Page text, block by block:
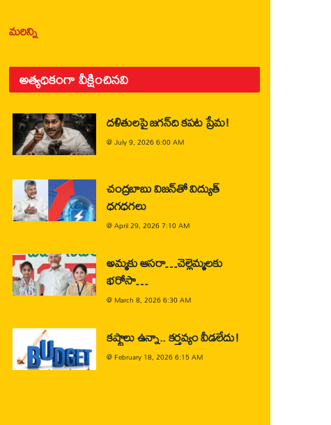
మరిన్ని
అత్యధికంగా వీక్షించినవి
దళితులపై జగన్‌ది కపట ప్రేమ!
@July 9, 2026 6:00 AM
చంద్రబాబు విజన్‌తో విద్యుత్
ధగధగలు
@April 29, 2026 7:10 AM
అమ్మకు ఆసరా…చెల్లెమ్మలకు
భరోసా…
@ March 8, 2026 6:30 AM
కష్టాలు ఉన్నా.. కర్తవ్యం వీడలేదు!
@February 18, 2026 6:15 AM